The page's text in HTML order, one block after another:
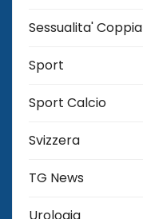
Sessualita' Coppia
Sport
Sport Calcio
Svizzera
TG News
Urologia